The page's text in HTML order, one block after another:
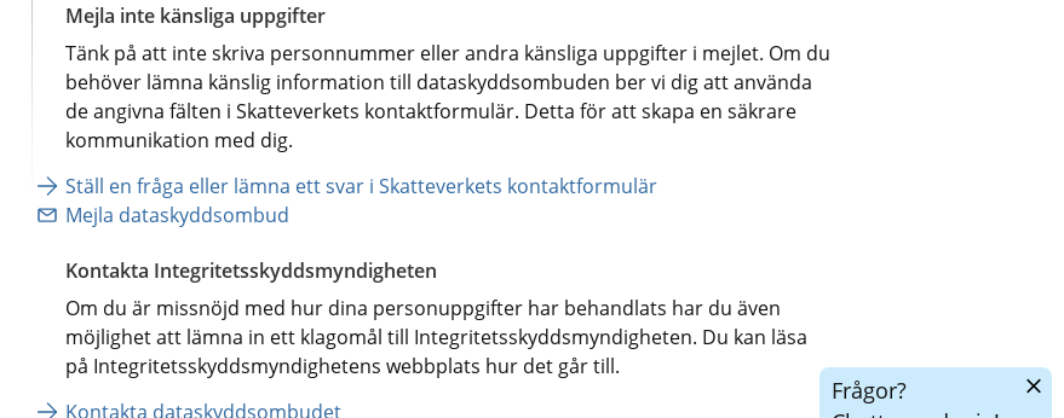
Mejla inte känsliga uppgifter
Tänk på att inte skriva personnummer eller andra känsliga uppgifter i mejlet. Om du
behöver lämna känslig information till dataskyddsombuden ber vi dig att använda
de angivna fälten i Skatteverkets kontaktformulär. Detta för att skapa en säkrare
kommunikation med dig.
Ställ en fråga eller lämna ett svar i Skatteverkets kontaktformulär
Mejla dataskyddsombud
Kontakta Integritetsskyddsmyndigheten
Om du är missnöjd med hur dina personuppgifter har behandlats har du även
möjlighet att lämna in ett klagomål till Integritetsskyddsmyndigheten. Du kan läsa
på Integritetsskyddsmyndighetens webbplats hur det går till.
Kontakta dataskyddsombudet
Frågor?
Dölj